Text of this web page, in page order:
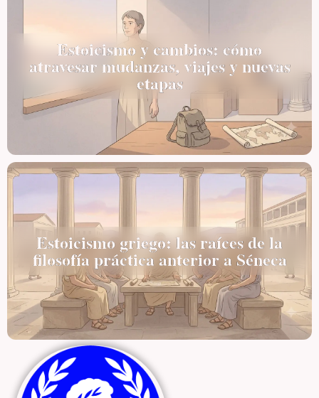
Estoicismo y cambios: cómo
atravesar mudanzas, viajes y nuevas
etapas
Estoicismo griego: las raíces de la
filosofía práctica anterior a Séneca